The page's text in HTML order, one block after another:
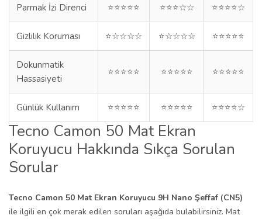
Parmak İzi Direnci ⭐⭐⭐⭐⭐ ⭐⭐⭐☆☆ ⭐⭐⭐⭐☆
Gizlilik Koruması ⭐☆☆☆☆ ⭐☆☆☆☆ ⭐⭐⭐⭐⭐
Dokunmatik
Hassasiyeti
⭐⭐⭐⭐⭐ ⭐⭐⭐⭐⭐ ⭐⭐⭐⭐⭐
Günlük Kullanım ⭐⭐⭐⭐⭐ ⭐⭐⭐⭐⭐ ⭐⭐⭐⭐☆
Tecno Camon 50 Mat Ekran
Koruyucu Hakkında Sıkça Sorulan
Sorular
Tecno Camon 50 Mat Ekran Koruyucu 9H Nano Şeffaf (CN5)
ile ilgili en çok merak edilen soruları aşağıda bulabilirsiniz. Mat